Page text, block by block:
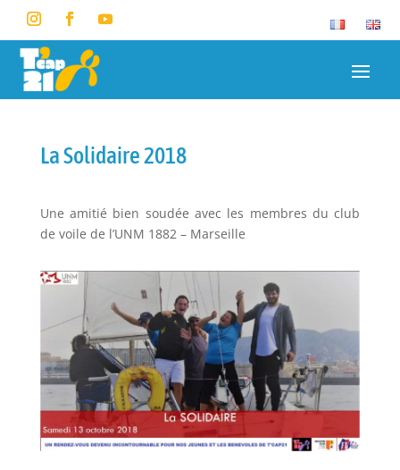
La Solidaire 2018
Une amitié bien soudée avec les membres du club
de voile de l’UNM 1882 – Marseille